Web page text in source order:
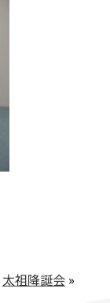
太祖降誕会 »